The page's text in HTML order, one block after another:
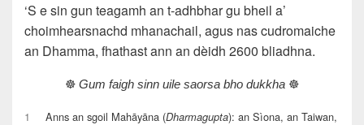
‘S e sin gun teagamh an t-adhbhar gu bheil a’
choimhearsnachd mhanachail, agus nas cudromaiche
an Dhamma, fhathast ann an dèidh 2600 bliadhna.
☸️ Gum faigh sinn uile saorsa bho dukkha ☸️
1 Anns an sgoil Mahāyāna (Dharmagupta): an Sìona, an Taiwan,